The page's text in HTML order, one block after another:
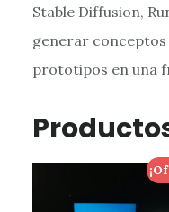
Stable Diffusion,
generar conceptos
prototipos en una